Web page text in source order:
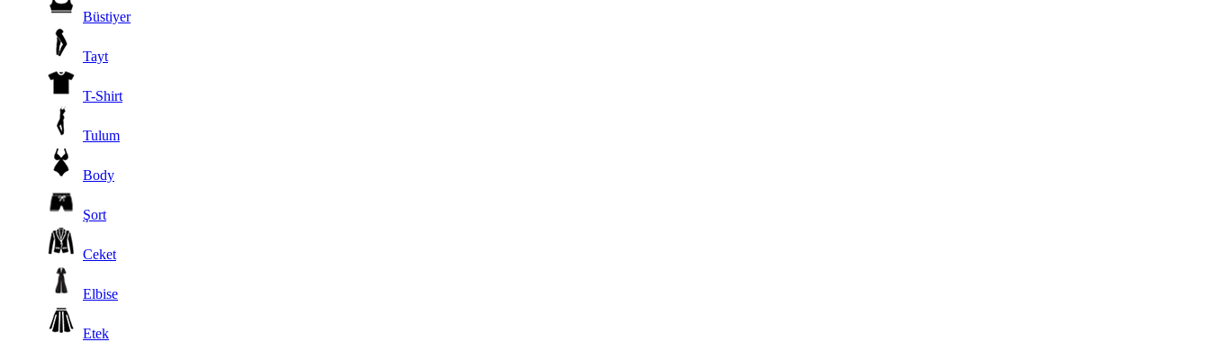
Büstiyer
Tayt
T-Shirt
Tulum
Body
Şort
Ceket
Elbise
Etek